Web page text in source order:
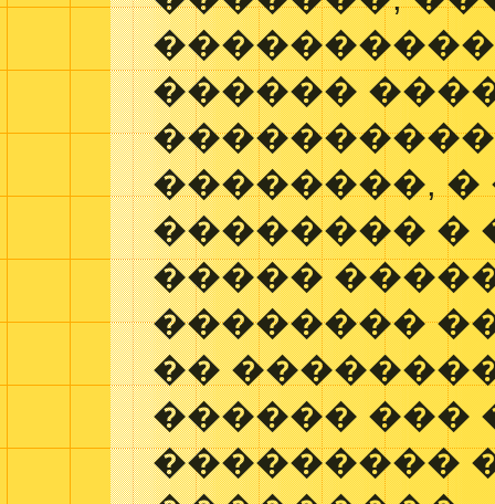
������
��������,
�������� �
�����
��������
��
������ ���
���������